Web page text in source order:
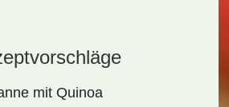
mit Quinoa